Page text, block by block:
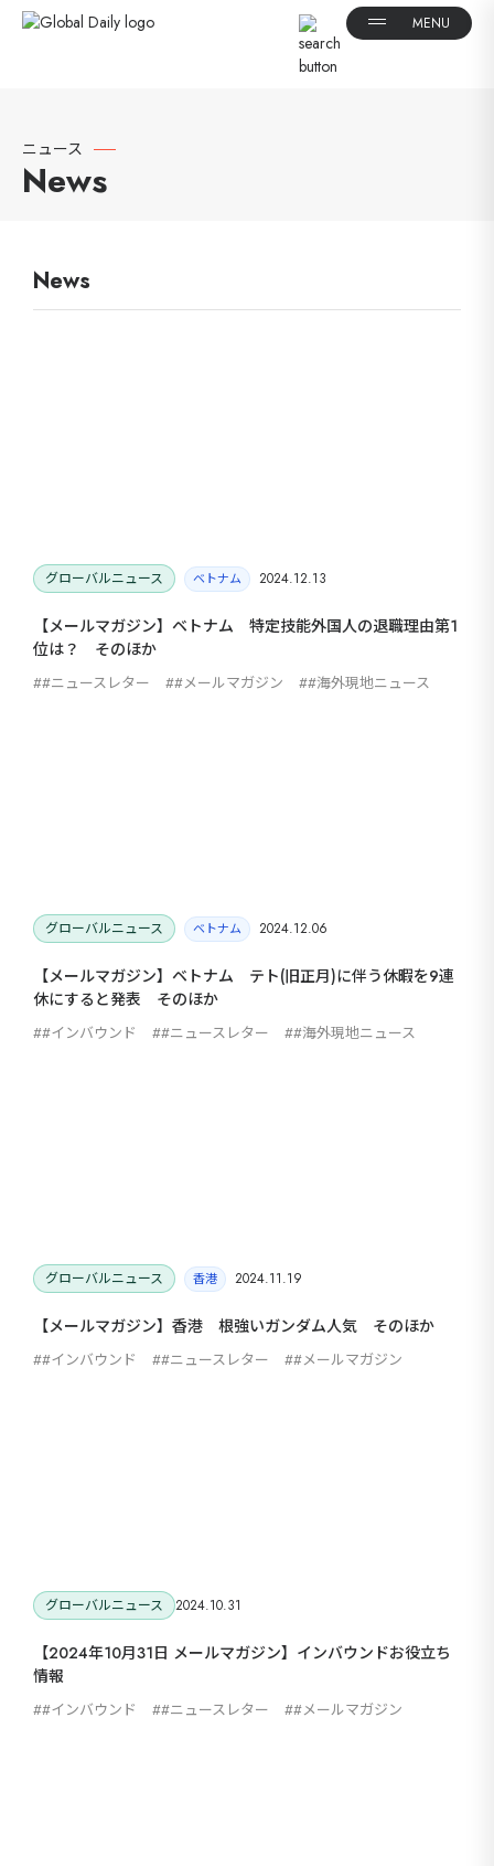
ニュース
News
News
グローバルニュース ベトナム 2024.12.13
【メールマガジン】ベトナム 特定技能外国人の退職理由第1
位は？ そのほか
#ニュースレター #メールマガジン #海外現地ニュース
グローバルニュース ベトナム 2024.12.06
【メールマガジン】ベトナム テト(旧正月)に伴う休暇を9連
休にすると発表 そのほか
#インバウンド #ニュースレター #海外現地ニュース
グローバルニュース 香港 2024.11.19
【メールマガジン】香港 根強いガンダム人気 そのほか
#インバウンド #ニュースレター #メールマガジン
グローバルニュース 2024.10.31
【2024年10月31日 メールマガジン】インバウンドお役立ち
情報
#インバウンド #ニュースレター #メールマガジン